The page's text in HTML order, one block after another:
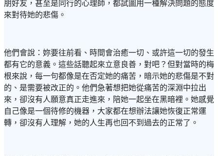
朋好友，甚至是同行的心理師，都試圖用一種解決問題的態度
來對待她的悲傷。
他們會說：妳要往前看、時間會治癒一切、或許這一切的發生
都有它的意義。這些話聽起來立意良善，對吧？但對當時的梅
根來說，每一句都像是在否定她的痛苦，暗示她的悲傷是不對
的、是需要被改正的。他們急著想把她從痛苦的深淵中拉出
來，卻沒有人願意真正走進來，陪她一起坐在黑暗裡。她感覺
自己像是一個待修的機器，大家都在想辦法讓她恢復正常運
轉，卻沒有人理解，她的人生再也回不到過去的正常了。